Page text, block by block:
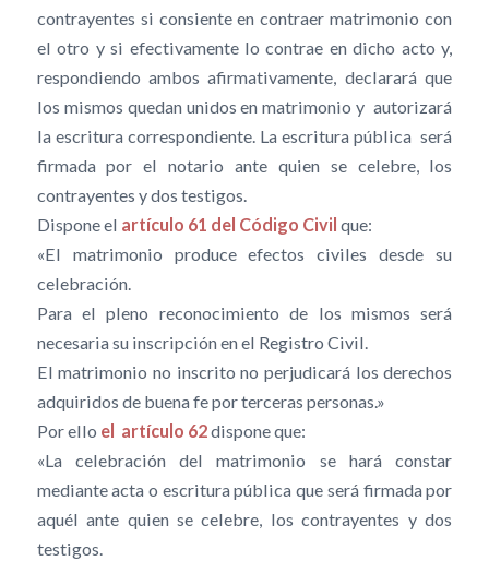
contrayentes si consiente en contraer matrimonio con
el otro y si efectivamente lo contrae en dicho acto y,
respondiendo ambos afirmativamente, declarará que
los mismos quedan unidos en matrimonio y autorizará
la escritura correspondiente. La escritura pública será
firmada por el notario ante quien se celebre, los
contrayentes y dos testigos.
Dispone el artículo 61 del Código Civil que:
«El matrimonio produce efectos civiles desde su
celebración.
Para el pleno reconocimiento de los mismos será
necesaria su inscripción en el Registro Civil.
El matrimonio no inscrito no perjudicará los derechos
adquiridos de buena fe por terceras personas.»
Por ello el artículo 62dispone que:
«La celebración del matrimonio se hará constar
mediante acta o escritura pública que será firmada por
aquél ante quien se celebre, los contrayentes y dos
testigos.